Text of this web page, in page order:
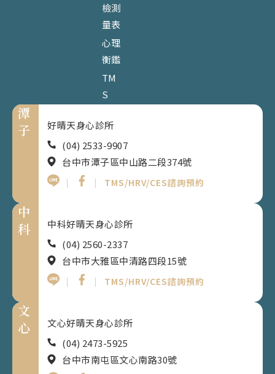
檢測
量表
心理
衡鑑
TM
S
潭
子
好晴天身心診所
(04) 2533-9907
台中市潭子區中山路二段374號
｜
｜ TMS/HRV/CES諮詢預約
中
科
中科好晴天身心診所
(04) 2560-2337
台中市大雅區中清路四段15號
｜
｜ TMS/HRV/CES諮詢預約
文
心
文心好晴天身心診所
(04) 2473-5925
台中市南屯區文心南路30號